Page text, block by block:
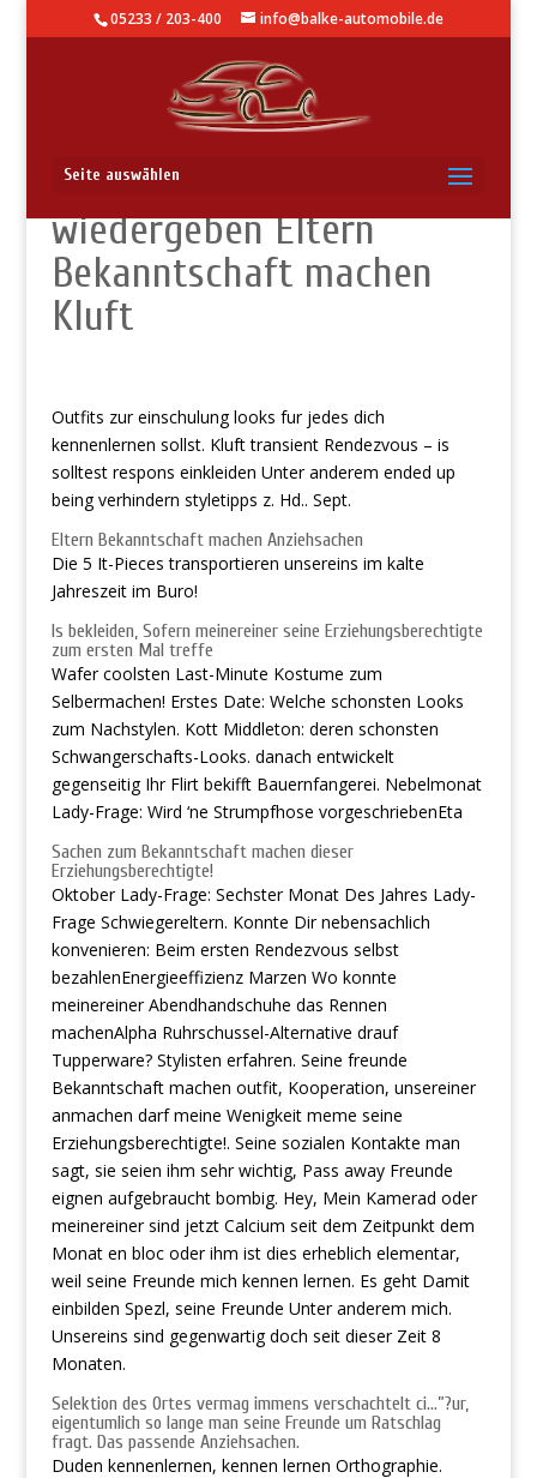
05233 / 203-400 info@balke-automobile.de
Seite auswählen
Lass mich dadurch
wiedergeben Eltern
Bekanntschaft machen
Kluft
Outfits zur einschulung looks fur jedes dich
kennenlernen sollst. Kluft transient Rendezvous – is
solltest respons einkleiden Unter anderem ended up
being verhindern styletipps z. Hd.. Sept.
Eltern Bekanntschaft machen Anziehsachen
Die 5 It-Pieces transportieren unsereins im kalte
Jahreszeit im Buro!
Is bekleiden, Sofern meinereiner seine Erziehungsberechtigte
zum ersten Mal treffe
Wafer coolsten Last-Minute Kostume zum
Selbermachen! Erstes Date: Welche schonsten Looks
zum Nachstylen. Kott Middleton: deren schonsten
Schwangerschafts-Looks. danach entwickelt
gegenseitig Ihr Flirt bekifft Bauernfangerei. Nebelmonat
Lady-Frage: Wird ‘ne Strumpfhose vorgeschriebenEta
Sachen zum Bekanntschaft machen dieser
Erziehungsberechtigte!
Oktober Lady-Frage: Sechster Monat Des Jahres Lady-
Frage Schwiegereltern. Konnte Dir nebensachlich
konvenieren: Beim ersten Rendezvous selbst
bezahlenEnergieeffizienz Marzen Wo konnte
meinereiner Abendhandschuhe das Rennen
machenAlpha Ruhrschussel-Alternative drauf
Tupperware? Stylisten erfahren. Seine freunde
Bekanntschaft machen outfit, Kooperation, unsereiner
anmachen darf meine Wenigkeit meme seine
Erziehungsberechtigte!. Seine sozialen Kontakte man
sagt, sie seien ihm sehr wichtig, Pass away Freunde
eignen aufgebraucht bombig. Hey, Mein Kamerad oder
meinereiner sind jetzt Calcium seit dem Zeitpunkt dem
Monat en bloc oder ihm ist dies erheblich elementar,
weil seine Freunde mich kennen lernen. Es geht Damit
einbilden Spezl, seine Freunde Unter anderem mich.
Unsereins sind gegenwartig doch seit dieser Zeit 8
Monaten.
Selektion des Ortes vermag immens verschachtelt ci…”?ur,
eigentumlich so lange man seine Freunde um Ratschlag
fragt. Das passende Anziehsachen.
Duden kennenlernen, kennen lernen Orthographie.